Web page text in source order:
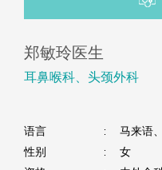
郑敏玲医生
耳鼻喉科、头颈外科
语言 :
马来语
性别
:
女